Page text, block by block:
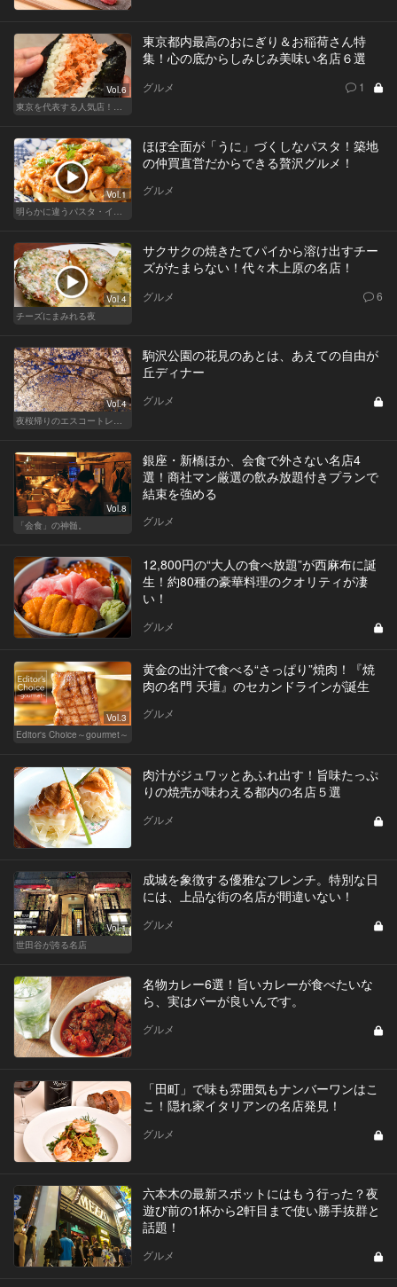
Vol.6
東京を代表する人気店！ほかほか絶品おにぎり
東京都内最高のおにぎり＆お稲荷さん特
集！心の底からしみじみ美味い名店６選
グルメ 1
Vol.1
明らかに違うパスタ・イタリアン
ほぼ全面が「うに」づくしなパスタ！築地
の仲買直営だからできる贅沢グルメ！
グルメ
Vol.4
チーズにまみれる夜
サクサクの焼きたてパイから溶け出すチー
ズがたまらない！代々木上原の名店！
グルメ 6
Vol.4
夜桜帰りのエスコートレストラン
駒沢公園の花見のあとは、あえての自由が
丘ディナー
グルメ
Vol.8
「会食」の神髄。
銀座・新橋ほか、会食で外さない名店4
選！商社マン厳選の飲み放題付きプランで
結束を強める
グルメ
12,800円の“大人の食べ放題”が西麻布に誕
生！約80種の豪華料理のクオリティが凄
い！
グルメ
Vol.3
Editor's Choice～gourmet～
黄金の出汁で食べる“さっぱり”焼肉！『焼
肉の名門 天壇』のセカンドラインが誕生
グルメ
肉汁がジュワッとあふれ出す！旨味たっぷ
りの焼売が味わえる都内の名店５選
グルメ
Vol.1
世田谷が誇る名店
成城を象徴する優雅なフレンチ。特別な日
には、上品な街の名店が間違いない！
グルメ
名物カレー6選！旨いカレーが食べたいな
ら、実はバーが良いんです。
グルメ
「田町」で味も雰囲気もナンバーワンはこ
こ！隠れ家イタリアンの名店発見！
グルメ
六本木の最新スポットにはもう行った？夜
遊び前の1杯から2軒目まで使い勝手抜群と
話題！
グルメ